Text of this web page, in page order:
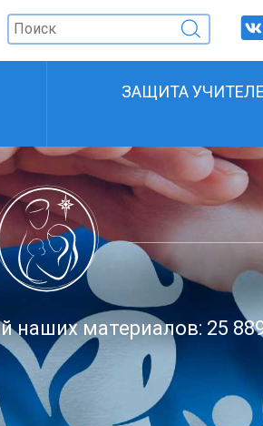
ЗАЩИТА
наших материалов: 25